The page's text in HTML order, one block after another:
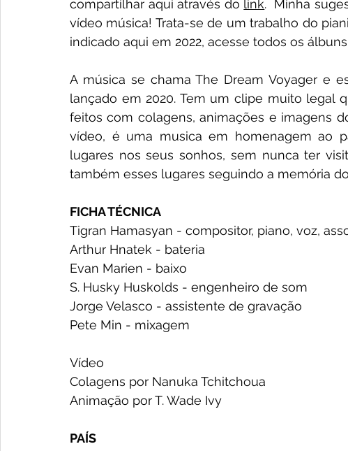
compartilhar aqui através do link.  Minha
vídeo música! Trata-se de um trabalho do
indicado aqui em 2022, acesse todos os
A música se chama The Dream Voyager e
lançado em 2020. Tem um clipe muito legal
feitos com colagens, animações e imagens
vídeo, é uma musica em homenagem ao
lugares nos seus sonhos, sem nunca ter
também esses lugares seguindo a memória
FICHA TÉCNICA
Tigran Hamasyan - compositor, piano, voz,
Arthur Hnatek - bateria
Evan Marien - baixo
S. Husky Huskolds - engenheiro de som
Jorge Velasco - assistente de gravação
Pete Min - mixagem
Vídeo
Colagens por Nanuka Tchitchoua
Animação por T. Wade Ivy
PAÍS